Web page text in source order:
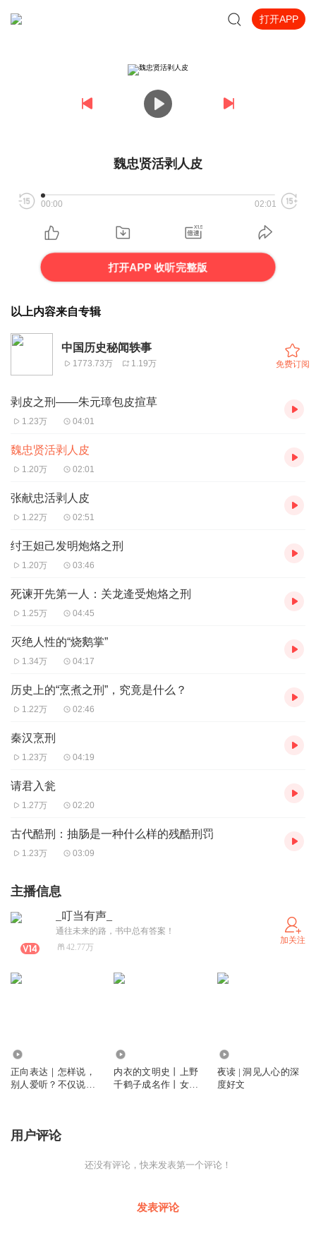
打开APP
魏忠贤活剥人皮
00:00 02:01
打开APP 收听完整版
以上内容来自专辑
中国历史秘闻轶事
1773.73万 1.19万 免费订阅
剥皮之刑——朱元璋包皮揎草
1.23万 04:01
魏忠贤活剥人皮
1.20万 02:01
张献忠活剥人皮
1.22万 02:51
纣王妲己发明炮烙之刑
1.20万 03:46
死谏开先第一人：关龙逄受炮烙之刑
1.25万 04:45
灭绝人性的“烧鹅掌”
1.34万 04:17
历史上的“烹煮之刑”，究竟是什么？
1.22万 02:46
秦汉烹刑
1.23万 04:19
请君入瓮
1.27万 02:20
古代酷刑：抽肠是一种什么样的残酷刑罚
1.23万 03:09
主播信息
_叮当有声_
通往未来的路，书中总有答案！
42.77万
加关注
正向表达｜怎样说，
别人爱听？不仅说得
内衣的文明史丨上野
千鹤子成名作丨女性
夜读 | 洞见人心的深
度好文
用户评论
还没有评论，快来发表第一个评论！
发表评论